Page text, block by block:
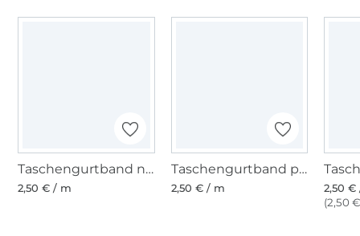
Taschengurtband natur 30 mm
2,50 € / m
Taschengurtband pink 30 mm
2,50 € / m
2,50 €
(2,50